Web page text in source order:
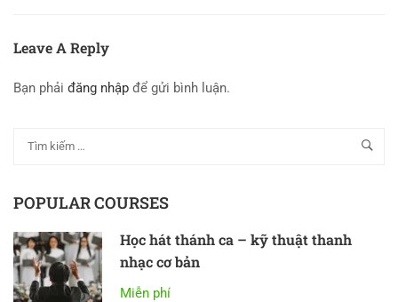
Leave A Reply
Bạn phải đăng nhập để gửi bình luận.
POPULAR COURSES
Học hát thánh ca – kỹ thuật thanh
nhạc cơ bản
Miễn phí